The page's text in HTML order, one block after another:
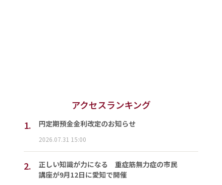
アクセスランキング
1.
円定期預金金利改定のお知らせ
2026.07.31 15:00
2.
正しい知識が力になる 重症筋無力症の市民
講座が9月12日に愛知で開催